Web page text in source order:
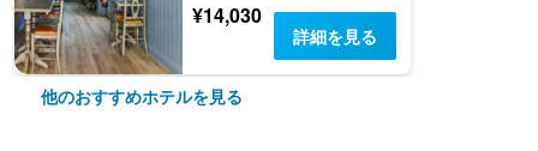
¥14,030
詳細を見る
他のおすすめホテルを見る